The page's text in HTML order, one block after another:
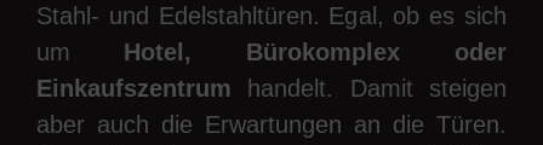
Stahl- und Edelstahltüren. Egal, ob es sich
um Hotel, Bürokomplex oder
Einkaufszentrum handelt. Damit steigen
aber auch die Erwartungen an die Türen.